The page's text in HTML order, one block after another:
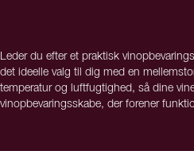
Leder du efter et praktisk
det ideelle valg til dig med en
temperatur og luftfugtighed, så dine
vinopbevaringsskabe, der forener